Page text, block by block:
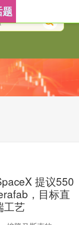
提议550
，目标直
工艺